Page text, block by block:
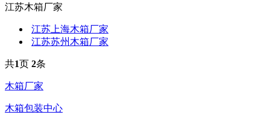
江苏木箱厂家
江苏上海木箱厂家
江苏苏州木箱厂家
共1页 2条
木箱厂家
木箱包装中心